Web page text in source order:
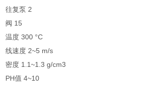
往复泵 2
阀 15
温度 300 °C
线速度 2~5 m/s
密度 1.1~1.3 g/cm3
PH值 4~10